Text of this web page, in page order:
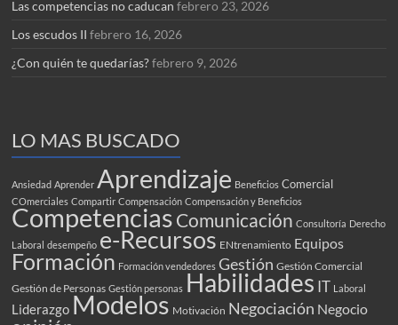
Las competencias no caducan febrero 23, 2026
Los escudos II febrero 16, 2026
¿Con quién te quedarías? febrero 9, 2026
LO MAS BUSCADO
Ansiedad Aprender Aprendizaje Beneficios Comercial
COmerciales Compartir Compensación Compensación y Beneficios
Competencias Comunicación Consultoría Derecho
Laboral desempeño e-Recursos ENtrenamiento Equipos
Formación Formación vendedores Gestión Gestión Comercial
Gestión de Personas Gestión personas Habilidades IT Laboral
Liderazgo Modelos Motivación Negociación Negocio